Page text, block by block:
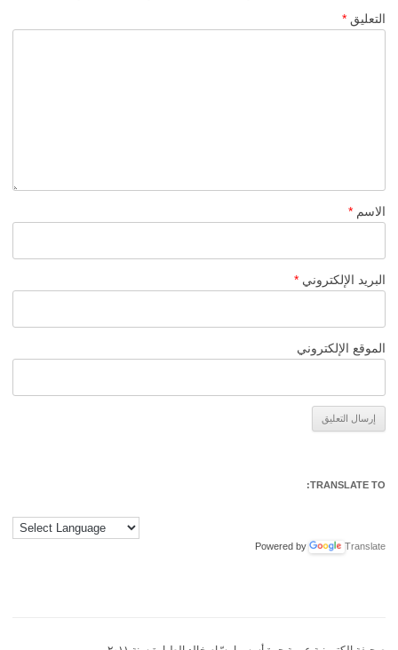
التعليق *
الاسم *
البريد الإلكتروني *
الموقع الإلكتروني
TRANSLATE TO:
Powered by Translate